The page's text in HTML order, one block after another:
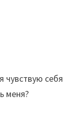
чувствую себя
меня?